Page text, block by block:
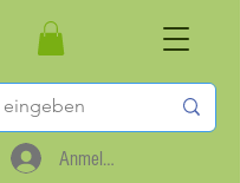
Anmelden